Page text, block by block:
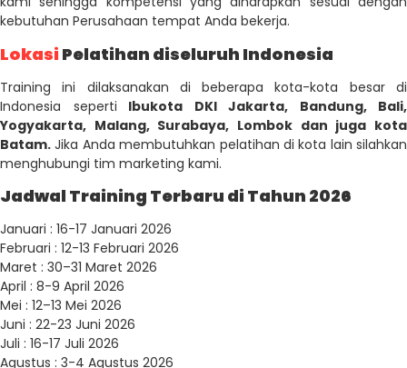
kebutuhan Perusahaan tempat Anda bekerja.
Lokasi Pelatihan diseluruh Indonesia
Training ini dilaksanakan di beberapa kota-kota besar di
Indonesia seperti Ibukota DKI Jakarta, Bandung, Bali,
Yogyakarta, Malang, Surabaya, Lombok dan juga kota
Batam. Jika Anda membutuhkan pelatihan di kota lain silahkan
menghubungi tim marketing kami.
Jadwal Training Terbaru di Tahun 2026
Januari : 16-17 Januari 2026
Februari : 12-13 Februari 2026
Maret : 30–31 Maret 2026
April : 8-9 April 2026
Mei : 12–13 Mei 2026
Juni : 22-23 Juni 2026
Juli : 16-17 Juli 2026
Agustus : 3-4 Agustus 2026